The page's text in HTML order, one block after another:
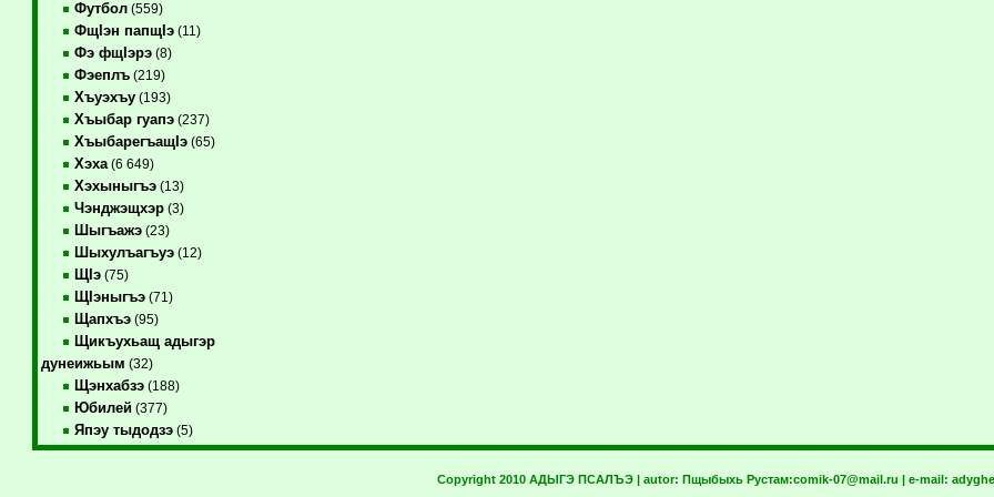
Футбол(559)
ФщIэн папщIэ(11)
Фэ фщIэрэ(8)
Фэеплъ(219)
Хъуэхъу(193)
Хъыбар гуапэ(237)
ХъыбарегъащIэ(65)
Хэха(6 649)
Хэхыныгъэ(13)
Чэнджэщхэр(3)
Шыгъажэ(23)
Шыхулъагъуэ(12)
ЩIэ(75)
ЩIэныгъэ(71)
Щапхъэ(95)
Щикъухьащ адыгэр
дунеижьым (32)
Щэнхабзэ(188)
Юбилей(377)
Япэу тыдодзэ(5)
Copyright 2010 АДЫГЭ ПСАЛЪЭ | autor: Пщыбыхь Рустам:comik-07@mail.ru | e-mail: